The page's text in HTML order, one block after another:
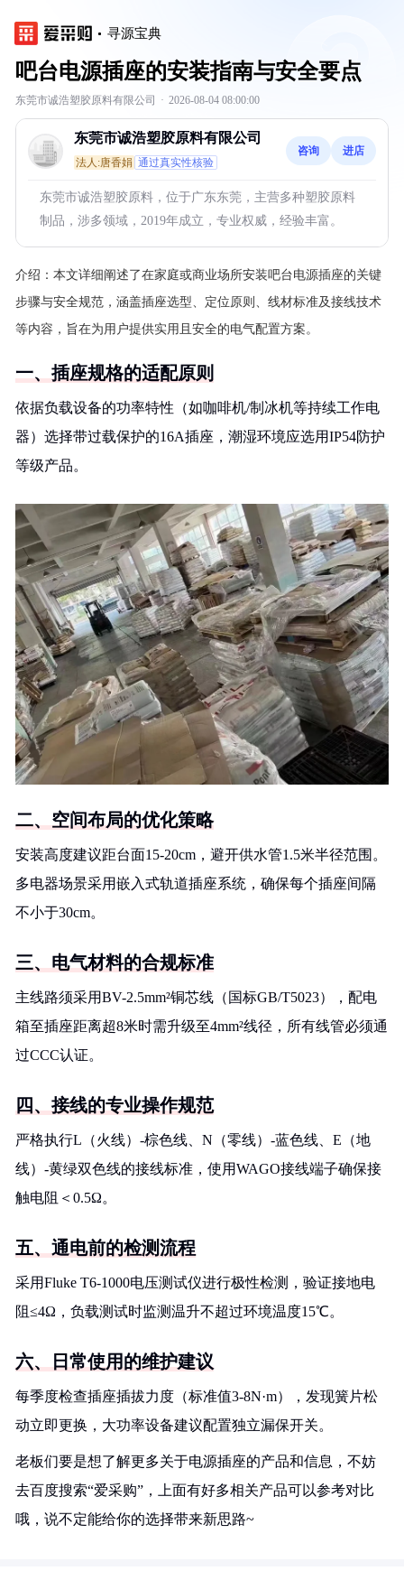
寻源宝典
吧台电源插座的安装指南与安全要点
东莞市诚浩塑胶原料有限公司 · 2026-08-04 08:00:00
东莞市诚浩塑胶原料有限公司
法人:唐香娟 通过真实性核验
咨询 进店
东莞市诚浩塑胶原料，位于广东东莞，主营多种塑胶原料
制品，涉多领域，2019年成立，专业权威，经验丰富。
介绍： 本文详细阐述了在家庭或商业场所安装吧台电源插座的关键
步骤与安全规范，涵盖插座选型、定位原则、线材标准及接线技术
等内容，旨在为用户提供实用且安全的电气配置方案。
一、插座规格的适配原则
依据负载设备的功率特性（如咖啡机/制冰机等持续工作电
器）选择带过载保护的16A插座，潮湿环境应选用IP54防护
等级产品。
二、空间布局的优化策略
安装高度建议距台面15-20cm，避开供水管1.5米半径范围。
多电器场景采用嵌入式轨道插座系统，确保每个插座间隔
不小于30cm。
三、电气材料的合规标准
主线路须采用BV-2.5mm²铜芯线（国标GB/T5023），配电
箱至插座距离超8米时需升级至4mm²线径，所有线管必须通
过CCC认证。
四、接线的专业操作规范
严格执行L（火线）-棕色线、N（零线）-蓝色线、E（地
线）-黄绿双色线的接线标准，使用WAGO接线端子确保接
触电阻＜0.5Ω。
五、通电前的检测流程
采用Fluke T6-1000电压测试仪进行极性检测，验证接地电
阻≤4Ω，负载测试时监测温升不超过环境温度15℃。
六、日常使用的维护建议
每季度检查插座插拔力度（标准值3-8N·m），发现簧片松
动立即更换，大功率设备建议配置独立漏保开关。
老板们要是想了解更多关于电源插座的产品和信息，不妨
去百度搜索“爱采购”，上面有好多相关产品可以参考对比
哦，说不定能给你的选择带来新思路~